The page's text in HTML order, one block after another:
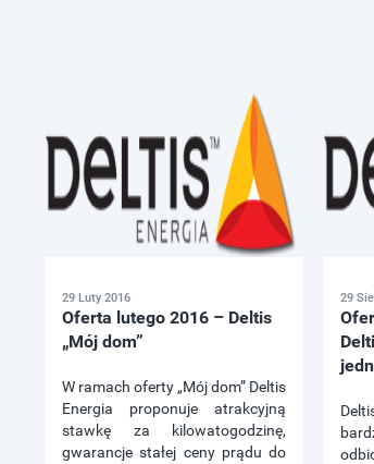
29 Luty 2016
Oferta lutego 2016 – Deltis
„Mój dom”
W ramach oferty „Mój dom” Deltis
Energia proponuje atrakcyjną
stawkę za kilowatogodzinę,
gwarancje stałej ceny prądu do
29